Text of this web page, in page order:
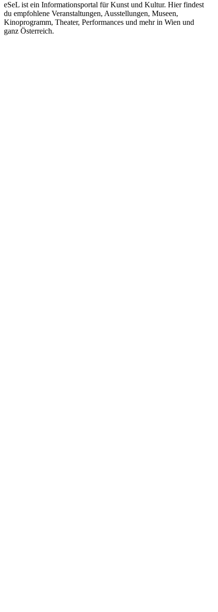
eSeL ist ein Informationsportal für Kunst und Kultur. Hier findest
du empfohlene Veranstaltungen, Ausstellungen, Museen,
Kinoprogramm, Theater, Performances und mehr in Wien und
ganz Österreich.